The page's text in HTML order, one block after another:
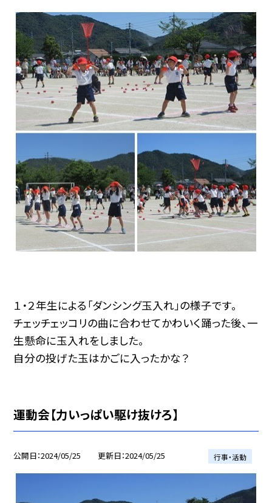
１・２年生による「ダンシング玉入れ」の様子です。
チェッチェッコリの曲に合わせてかわいく踊った後、一
生懸命に玉入れをしました。
自分の投げた玉はかごに入ったかな？
運動会【力いっぱい駆け抜けろ】
公開日 2024/05/25 更新日 2024/05/25 行事・活動